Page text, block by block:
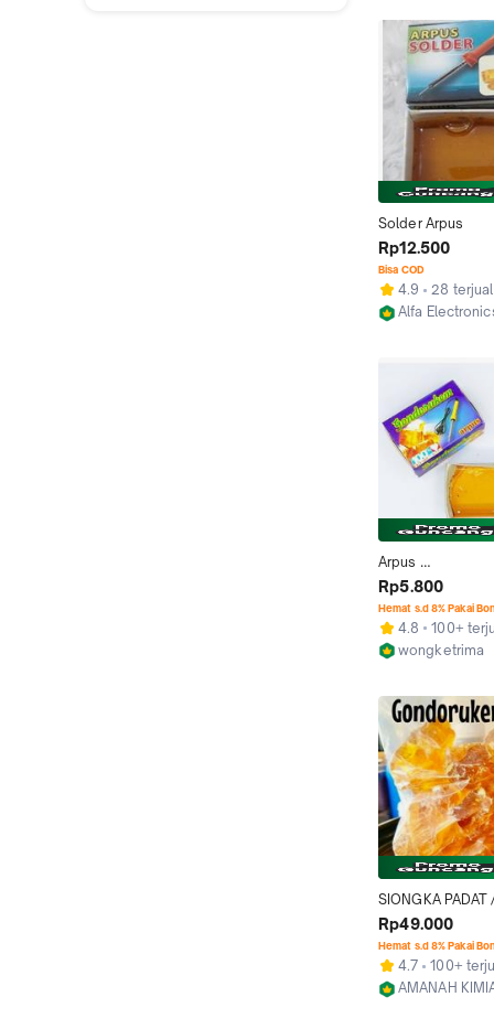
Solder Arpus
Rp12.500
Bisa COD
4.9
28 terjual
Alfa
Arpus
ak,pasta solder
Rp5.800
Hemat s.d 8% Pakai
4.8
100+
wongketrima
SIONGKA PADAT
SOLDER / FLUX
GONDORUKEM
1KG & 500GR
Rp49.000
Hemat s.d 8% Pakai
4.7
100+
AMANAH